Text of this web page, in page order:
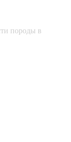
породы в